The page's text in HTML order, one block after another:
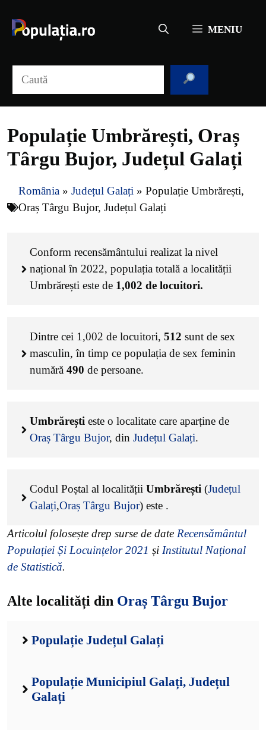
conținut
MENIU
Populație Umbrărești, Oraș
Târgu Bujor, Județul Galați
România » Județul Galați » Populație Umbrărești,
Oraș Târgu Bujor, Județul Galați
Conform recensământului realizat la nivel
național în 2022, populația totală a localității
Umbrărești este de 1,002 de locuitori.
Dintre cei 1,002 de locuitori, 512 sunt de sex
masculin, în timp ce populația de sex feminin
numără 490 de persoane.
Umbrărești este o localitate care aparține de
Oraș Târgu Bujor, din Județul Galați.
Codul Poștal al localității Umbrărești (Județul
Galați,Oraș Târgu Bujor) este .
Articolul folosește drep surse de date Recensământul
Populației Și Locuințelor 2021 și Institutul Național
de Statistică.
Alte localități din Oraș Târgu Bujor
Populație Județul Galați
Populație Municipiul Galați, Județul
Galați